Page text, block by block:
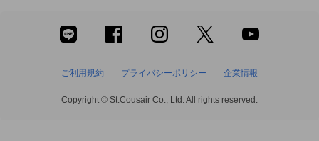
ご利用規約 プライバシーポリシー 企業情報
Copyright © St.Cousair Co., Ltd. All rights reserved.